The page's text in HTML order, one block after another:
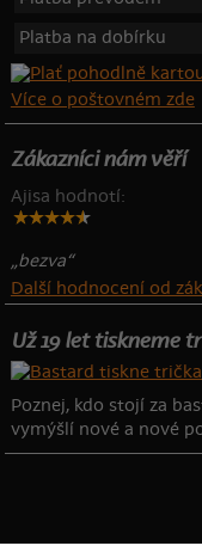
Platba na dobírku
Více o poštovném zde
Zákazníci nám věří
Ajisa hodnotí:
„bezva“
Další hodnocení od
Už 19 let tiskneme
Poznej, kdo stojí za
vymýšlí nové a nové